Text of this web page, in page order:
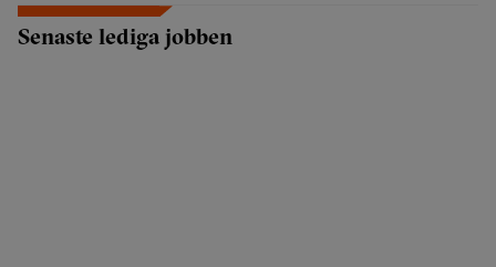
Senaste lediga jobben